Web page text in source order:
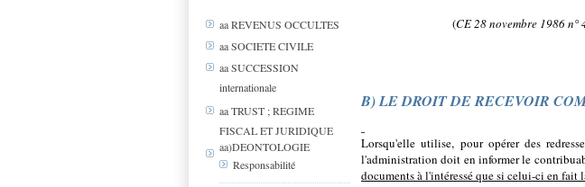
aa REVENUS OCCULTES
aa SOCIETE CIVILE
aa SUCCESSION
internationale
aa TRUST ; REGIME
FISCAL ET JURIDIQUE
aa)DEONTOLOGIE
Responsabilité
(CE 28 novembre 1986 n°
B) LE DROIT DE RECEVOIR
Lorsqu'elle utilise, pour opérer des
l'administration doit en informer le
documents à l'intéressé que si celui-ci en fait